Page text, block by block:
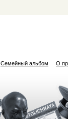
Семейный альбом О